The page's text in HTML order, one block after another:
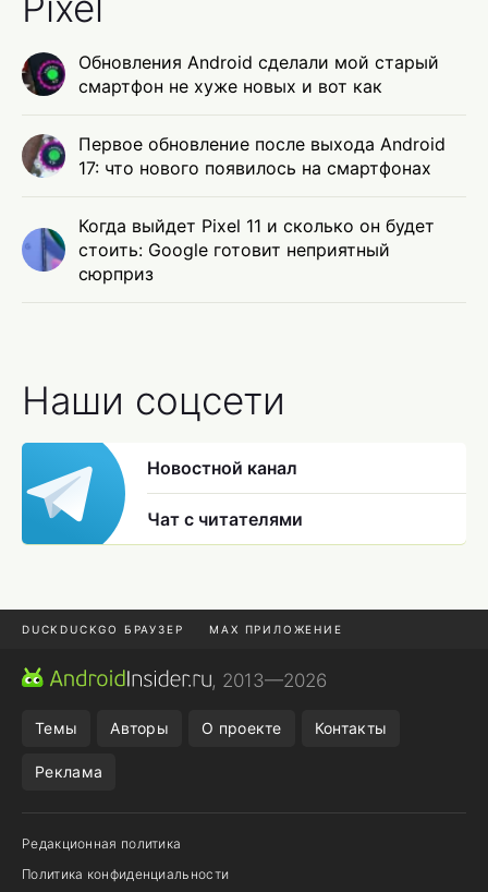
Обновления Android сделали мой старый
смартфон не хуже новых и вот как
Первое обновление после выхода Android
17: что нового появилось на смартфонах
Когда выйдет Pixel 11 и сколько он будет
стоить: Google готовит неприятный
сюрприз
Наши соцсети
Новостной канал
Чат с читателями
DUCKDUCKGO БРАУЗЕР MAX ПРИЛОЖЕНИЕ
ПРИЛОЖЕНИЯ ANDROID
, 2013—2026
Темы Авторы О проекте Контакты
Реклама
Редакционная политика
Политика конфиденциальности